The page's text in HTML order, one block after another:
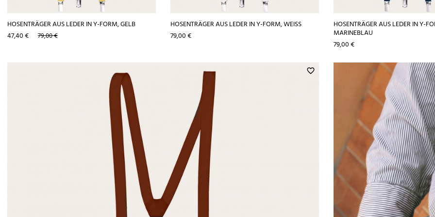
HOSENTRÄGER AUS LEDER IN Y-FORM, GELB
Preis
47,40 € Verkaufspreis
79,00 €
HOSENTRÄGER AUS LEDER IN Y-FORM, WEISS
Preis
79,00 €
HOSENTRÄGER AUS LEDER IN Y-
MARINEBLAU
Preis
79,00 €
favorite_border